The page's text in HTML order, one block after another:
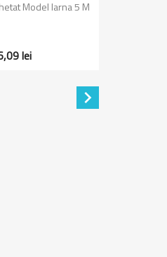
Model Iarna 5 M
lei
